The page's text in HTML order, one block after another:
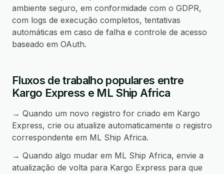
ambiente seguro, em conformidade com o GDPR,
com logs de execução completos, tentativas
automáticas em caso de falha e controle de acesso
baseado em OAuth.
Fluxos de trabalho populares entre
Kargo Express e ML Ship Africa
→ Quando um novo registro for criado em Kargo
Express, crie ou atualize automaticamente o registro
correspondente em ML Ship Africa.
→ Quando algo mudar em ML Ship Africa, envie a
atualização de volta para Kargo Express para que